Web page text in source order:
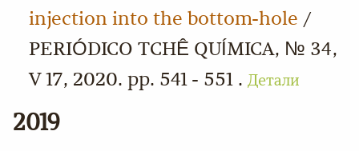
injection into the bottom-hole /
PERIÓDICO TCHÊ QUÍMICA, № 34,
V 17, 2020. pp. 541 - 551 . Детали
2019